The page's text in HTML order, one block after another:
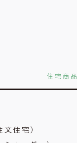
住宅商品
住宅）